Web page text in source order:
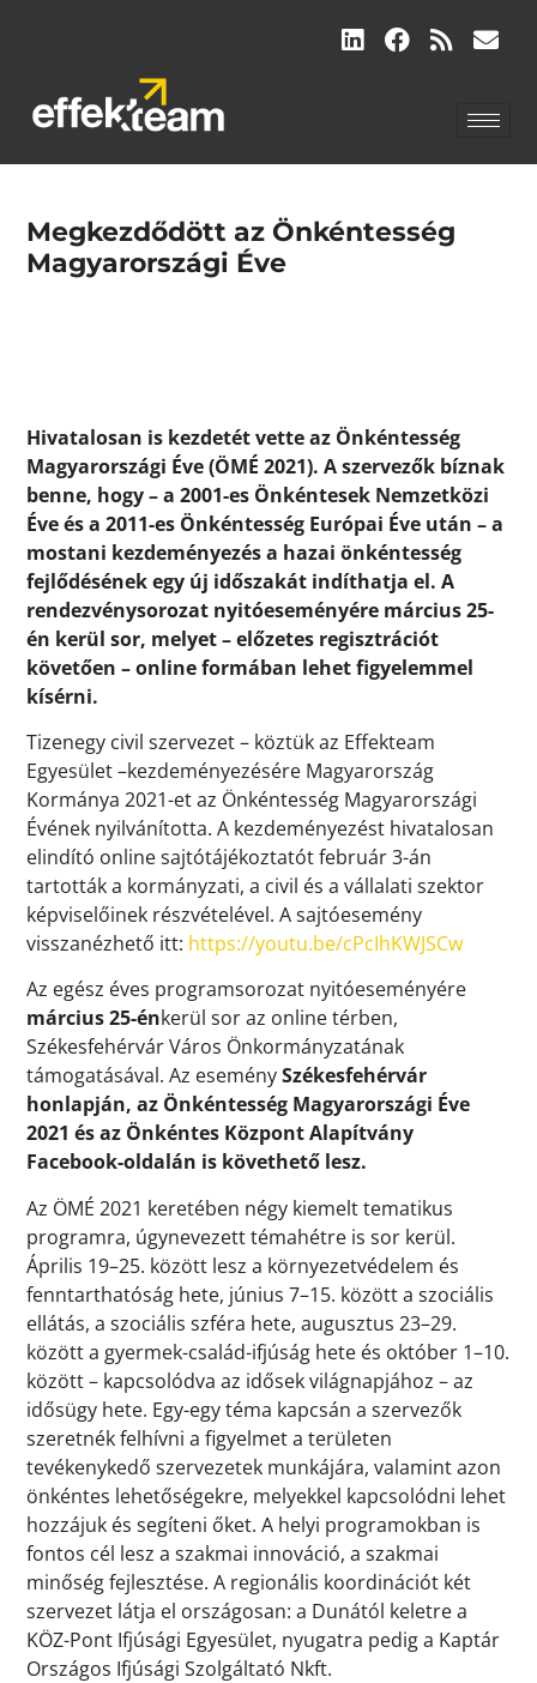
Megkezdődött az Önkéntesség
Magyarországi Éve
Hivatalosan is kezdetét vette az Önkéntesség
Magyarországi Éve (ÖMÉ 2021). A szervezők bíznak
benne, hogy – a 2001-es Önkéntesek Nemzetközi
Éve és a 2011-es Önkéntesség Európai Éve után – a
mostani kezdeményezés a hazai önkéntesség
fejlődésének egy új időszakát indíthatja el. A
rendezvénysorozat nyitóeseményére március 25-
én kerül sor, melyet – előzetes regisztrációt
követően – online formában lehet figyelemmel
kísérni.
Tizenegy civil szervezet – köztük az Effekteam
Egyesület –kezdeményezésére Magyarország
Kormánya 2021-et az Önkéntesség Magyarországi
Évének nyilvánította. A kezdeményezést hivatalosan
elindító online sajtótájékoztatót február 3-án
tartották a kormányzati, a civil és a vállalati szektor
képviselőinek részvételével. A sajtóesemény
visszanézhető itt: https://youtu.be/cPcIhKWJSCw
Az egész éves programsorozat nyitóeseményére
március 25-énkerül sor az online térben,
Székesfehérvár Város Önkormányzatának
támogatásával. Az eseménySzékesfehérvár
honlapján, az Önkéntesség Magyarországi Éve
2021 és az Önkéntes Központ Alapítvány
Facebook-oldalán is követhető lesz.
Az ÖMÉ 2021 keretében négy kiemelt tematikus
programra, úgynevezett témahétre is sor kerül.
Április 19–25. között lesz a környezetvédelem és
fenntarthatóság hete, június 7–15. között a szociális
ellátás, a szociális szféra hete, augusztus 23–29.
között a gyermek-család-ifjúság hete és október 1–10.
között – kapcsolódva az idősek világnapjához – az
idősügy hete. Egy-egy téma kapcsán a szervezők
szeretnék felhívni a figyelmet a területen
tevékenykedő szervezetek munkájára, valamint azon
önkéntes lehetőségekre, melyekkel kapcsolódni lehet
hozzájuk és segíteni őket. A helyi programokban is
fontos cél lesz a szakmai innováció, a szakmai
minőség fejlesztése. A regionális koordinációt két
szervezet látja el országosan: a Dunától keletre a
KÖZ-Pont Ifjúsági Egyesület, nyugatra pedig a Kaptár
Országos Ifjúsági Szolgáltató Nkft.